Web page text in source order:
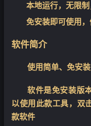
本地运行，无限
免安装即可使用
软件简介
使用简单、免安
软件是免安装版
以使用此款工具，双
款软件